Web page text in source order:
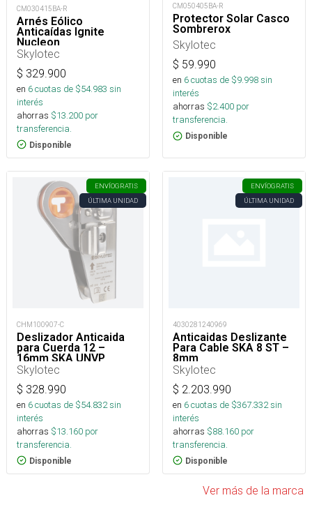
CM030415BA-R
Arnés Eólico
Anticaídas Ignite
Nucleon
Skylotec
$ 329.900
en 6cuotas de $54.983 sin
interés
ahorras $13.200 por
transferencia.
Disponible
CM050405BA-R
Protector Solar Casco
Sombrerox
Skylotec
$ 59.990
en 6cuotas de $9.998sin
interés
ahorras $2.400 por
transferencia.
Disponible
ENVÍOGRATIS
ÚLTIMA UNIDAD
CHM100907-C
Deslizador Anticaida
para Cuerda 12 –
16mm SKA UNVP
Skylotec
$ 328.990
en 6cuotas de $54.832sin
interés
ahorras $13.160 por
transferencia.
Disponible
ENVÍOGRATIS
ÚLTIMA UNIDAD
4030281240969
Anticaidas Deslizante
Para Cable SKA 8 ST –
8mm
Skylotec
$ 2.203.990
en 6cuotas de $367.332sin
interés
ahorras $88.160 por
transferencia.
Disponible
Ver más de la marca